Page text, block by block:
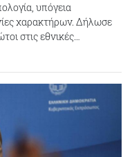
υπόγεια
χαρακτήρων. Δήλωσε
στις εθνικές…